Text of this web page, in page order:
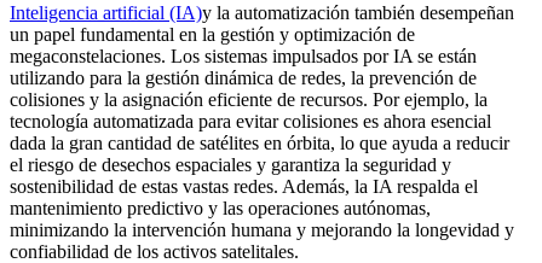
Inteligencia artificial (IA)y la automatización también desempeñan
un papel fundamental en la gestión y optimización de
megaconstelaciones. Los sistemas impulsados ​​por IA se están
utilizando para la gestión dinámica de redes, la prevención de
colisiones y la asignación eficiente de recursos. Por ejemplo, la
tecnología automatizada para evitar colisiones es ahora esencial
dada la gran cantidad de satélites en órbita, lo que ayuda a reducir
el riesgo de desechos espaciales y garantiza la seguridad y
sostenibilidad de estas vastas redes. Además, la IA respalda el
mantenimiento predictivo y las operaciones autónomas,
minimizando la intervención humana y mejorando la longevidad y
confiabilidad de los activos satelitales.